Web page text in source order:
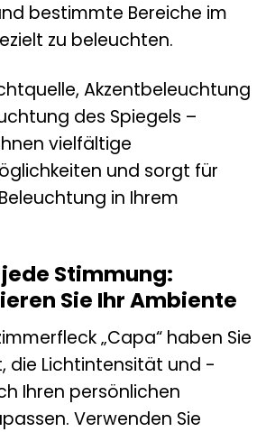
bestimmte Bereiche im
zu beleuchten.
Akzentbeleuchtung
des Spiegels –
vielfältige
und sorgt für
in Ihrem
Stimmung:
Sie Ihr Ambiente
„Capa“ haben Sie
die Lichtintensität und -
Ihren persönlichen
Verwenden Sie